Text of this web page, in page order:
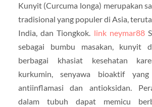
Kunyit (Curcuma longa) merupakan
tradisional yang populer di Asia,
India, dan Tiongkok. link neymar88
sebagai bumbu masakan, kunyit
berbagai khasiat kesehatan
kurkumin, senyawa bioaktif
antiinflamasi dan antioksidan.
dalam tubuh dapat memicu